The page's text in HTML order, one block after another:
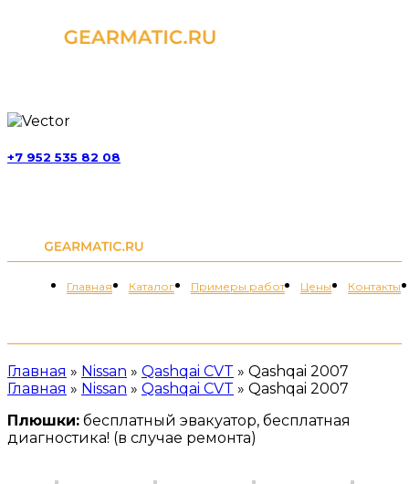
+7 952 535 82 08
Главная Каталог Примеры работ Цены Контакты
Главная » Nissan » Qashqai CVT » Qashqai 2007
Главная » Nissan » Qashqai CVT » Qashqai 2007
Плюшки: бесплатный эвакуатор, бесплатная
диагностика! (в случае ремонта)